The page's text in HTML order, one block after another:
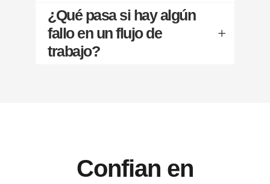
¿Qué pasa si hay algún
fallo en un flujo de
trabajo?
Confian en